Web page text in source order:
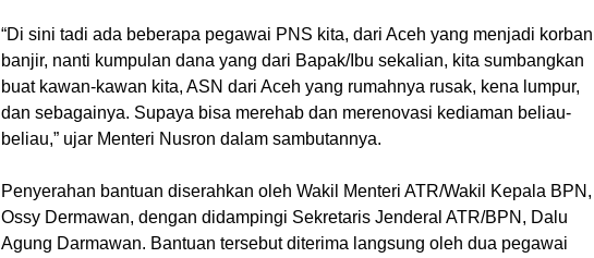
“Di sini tadi ada beberapa pegawai PNS kita, dari Aceh yang menjadi korban
banjir, nanti kumpulan dana yang dari Bapak/Ibu sekalian, kita sumbangkan
buat kawan-kawan kita, ASN dari Aceh yang rumahnya rusak, kena lumpur,
dan sebagainya. Supaya bisa merehab dan merenovasi kediaman beliau-
beliau,” ujar Menteri Nusron dalam sambutannya.
Penyerahan bantuan diserahkan oleh Wakil Menteri ATR/Wakil Kepala BPN,
Ossy Dermawan, dengan didampingi Sekretaris Jenderal ATR/BPN, Dalu
Agung Darmawan. Bantuan tersebut diterima langsung oleh dua pegawai